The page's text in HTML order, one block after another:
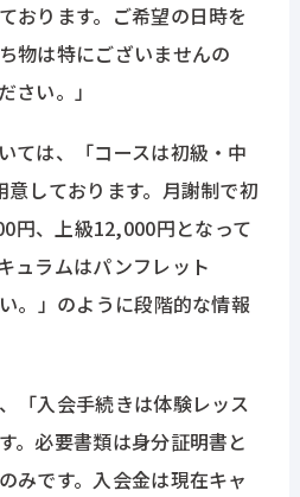
おります。ご希望の日時を
物は特にございませんの
さい。」
ては、「コースは初級・中
しております。月謝制で初
円、上級12,000円となって
ュラムはパンフレット
。」のように段階的な情報
「入会手続きは体験レッス
。必要書類は身分証明書と
みです。入会金は現在キャ